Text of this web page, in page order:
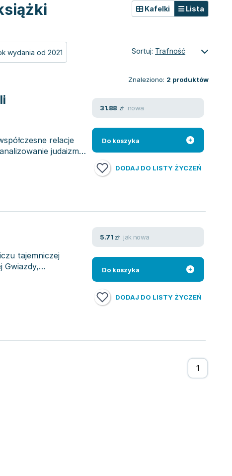
wydania od 2021
Kafelki Lista
Sortuj: Trafność
Znaleziono: 2 produktów
relacje
judaizmu
31.88 zł nowa
Do koszyka
DODAJ DO LISTY ŻYCZEŃ
tajemniczej
Gwiazdy,
5.71 zł jak nowa
Do koszyka
DODAJ DO LISTY ŻYCZEŃ